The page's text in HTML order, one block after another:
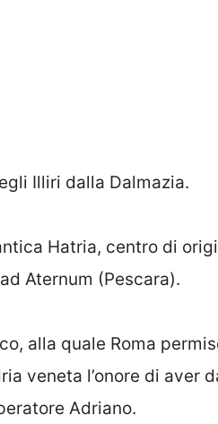
Illiri dalla Dalmazia.
Hatria, centro di
Aternum (Pescara).
alla quale Roma
veneta l’onore di aver
Adriano.